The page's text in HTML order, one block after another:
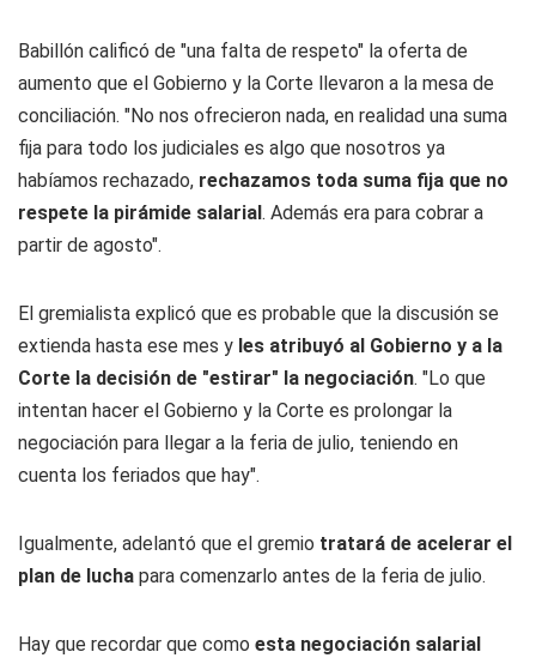
Babillón calificó de "una falta de respeto" la oferta de
aumento que el Gobierno y la Corte llevaron a la mesa de
conciliación. "No nos ofrecieron nada, en realidad una suma
fija para todo los judiciales es algo que nosotros ya
habíamos rechazado, rechazamos toda suma fija que no
respete la pirámide salarial. Además era para cobrar a
partir de agosto".
El gremialista explicó que es probable que la discusión se
extienda hasta ese mes y les atribuyó al Gobierno y a la
Corte la decisión de "estirar" la negociación. "Lo que
intentan hacer el Gobierno y la Corte es prolongar la
negociación para llegar a la feria de julio, teniendo en
cuenta los feriados que hay".
Igualmente, adelantó que el gremio tratará de acelerar el
plan de lucha para comenzarlo antes de la feria de julio.
Hay que recordar que como esta negociación salarial